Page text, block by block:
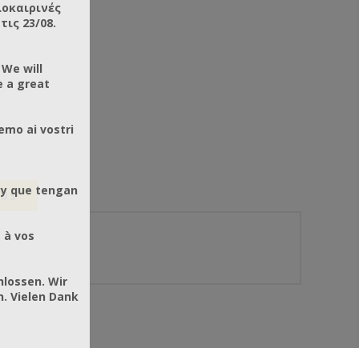
23/08.
will
a great
ai vostri
que tengan
à vos
Wir
Vielen Dank